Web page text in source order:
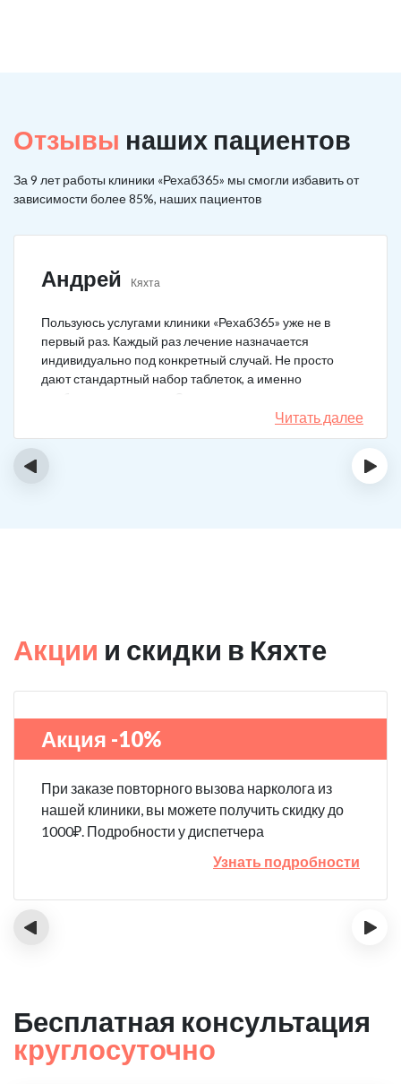
Отзывы наших пациентов
За 9 лет работы клиники «Рехаб365» мы смогли избавить от
зависимости более 85%, наших пациентов
Андрей Кяхта
Пользуюсь услугами клиники «Рехаб365» уже не в
первый раз. Каждый раз лечение назначается
индивидуально под конкретный случай. Не просто
дают стандартный набор таблеток, а именно
подбирается лечение. Специально сравнил
назначения, они отличаются. Клиника делает скидку
на последующие вызовы за оставленный отзыв! Я
Читать далее
‹ ›
Акции и скидки в Кяхте
Акция -10%
При заказе повторного вызова нарколога из
нашей клиники, вы можете получить скидку до
1000₽. Подробности у диспетчера
Узнать подробности
‹ ›
Бесплатная консультация
круглосуточно